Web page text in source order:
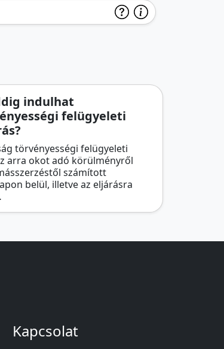
indulhat
felügyeleti
törvényességi felügyeleti
arra okot adó körülményről
számított
belül, illetve az eljárásra
Kapcsolat